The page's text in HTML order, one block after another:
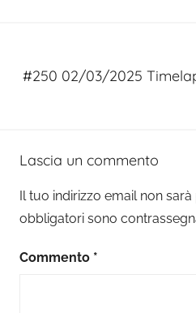
#250 02/03/2025
Lascia un commento
Il tuo indirizzo email non
obbligatori sono
Commento *